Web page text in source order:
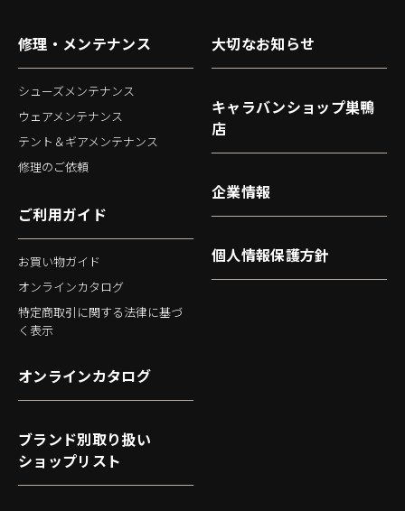
修理・メンテナンス
シューズメンテナンス
ウェアメンテナンス
テント＆ギアメンテナンス
修理のご依頼
ご利用ガイド
お買い物ガイド
オンラインカタログ
特定商取引に関する法律に基づ
く表示
大切なお知らせ
キャラバンショップ巣鴨
店
企業情報
個人情報保護方針
オンラインカタログ
ブランド別取り扱い
ショップリスト